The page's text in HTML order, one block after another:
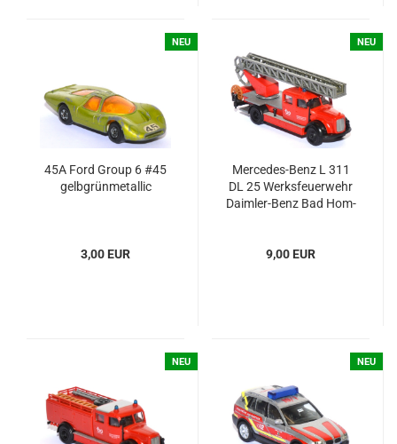
NEU
45A Ford Group 6 #45
gelb­grün­me­tal­lic
3,00 EUR
NEU
Mercedes-​​​Benz L 311
DL 25 Werks­feu­er­wehr
Daimler-​​​Benz Bad Hom­
9,00 EUR
NEU NEU